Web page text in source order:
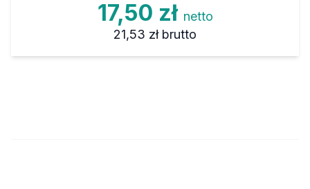
17,50 zł netto
21,53 zł brutto